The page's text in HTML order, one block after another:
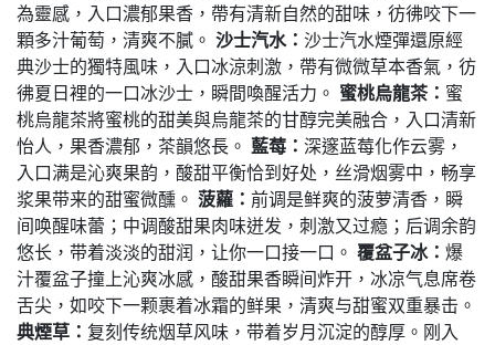
為靈感，入口濃郁果香，帶有清新自然的甜味，彷彿咬下一
顆多汁葡萄，清爽不膩。 沙士汽水： 沙士汽水煙彈還原經
典沙士的獨特風味，入口冰涼刺激，帶有微微草本香氣，彷
彿夏日裡的一口冰沙士，瞬間喚醒活力。 蜜桃烏龍茶： 蜜
桃烏龍茶將蜜桃的甜美與烏龍茶的甘醇完美融合，入口清新
怡人，果香濃郁，茶韻悠長。 藍莓： 深邃蓝莓化作云雾，
入口满是沁爽果韵，酸甜平衡恰到好处，丝滑烟雾中，畅享
浆果带来的甜蜜微醺。 菠蘿： 前调是鲜爽的菠萝清香，瞬
间唤醒味蕾；中调酸甜果肉味迸发，刺激又过瘾；后调余韵
悠长，带着淡淡的甜润，让你一口接一口。 覆盆子冰： 爆
汁覆盆子撞上沁爽冰感，酸甜果香瞬间炸开，冰凉气息席卷
舌尖，如咬下一颗裹着冰霜的鲜果，清爽与甜蜜双重暴击。
典煙草： 复刻传统烟草风味，带着岁月沉淀的醇厚。刚入